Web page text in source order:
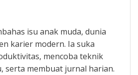
isu anak muda, dunia
karier modern. Ia suka
mencoba teknik
serta membuat jurnal harian.